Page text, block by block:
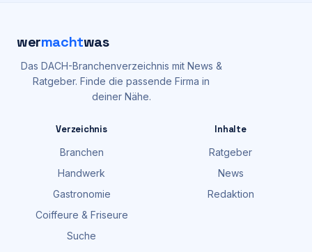
wermachtwas
Das DACH-Branchenverzeichnis mit News &
Ratgeber. Finde die passende Firma in
deiner Nähe.
Verzeichnis
Branchen
Handwerk
Gastronomie
Coiffeure & Friseure
Suche
Inhalte
Ratgeber
News
Redaktion